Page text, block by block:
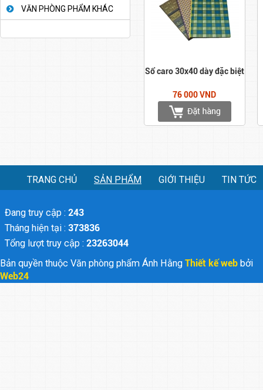
VĂN PHÒNG PHẨM KHÁC
Sổ caro 30x40 dày đặc biệt
76 000 VND
TRANG CHỦ SẢN PHẨM GIỚI THIỆU TIN TỨC
Đang truy cập : 243
Tháng hiện tại : 373836
Tổng lượt truy cập : 23263044
Bản quyền thuộc Văn phòng phẩm Ánh Hằng Thiết kế web bởi
Web24